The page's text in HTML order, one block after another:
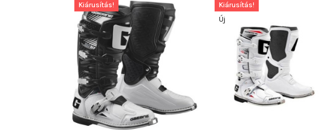
Kiárusítás!
Kiárusítás!
Új